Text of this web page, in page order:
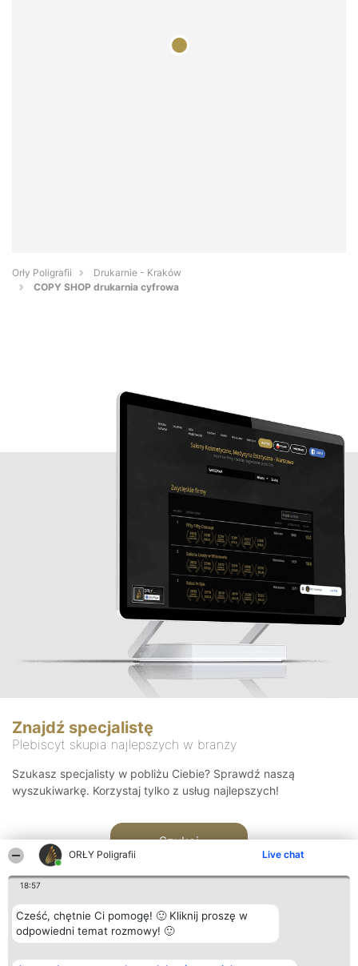
ORŁY Poligrafii Live chat
18:57
Cześć, chętnie Ci pomogę! 🙂 Kliknij proszę w
odpowiedni temat rozmowy! 🙂
Orły Poligrafii
Drukarnie - Kraków
COPY SHOP drukarnia cyfrowa
Znajdź specjalistę
Plebiscyt skupia najlepszych w branży
Szukasz specjalisty w pobliżu Ciebie? Sprawdź naszą
wyszukiwarkę. Korzystaj tylko z usług najlepszych!
Szukaj
Organizator plebiscytu Plebiscyt Kontakt